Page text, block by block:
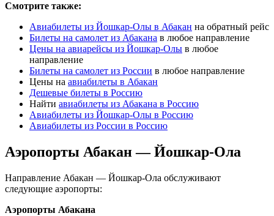
Смотрите также:
Авиабилеты из Йошкар-Олы в Абакан на обратный рейс
Билеты на самолет из Абакана в любое направление
Цены на авиарейсы из Йошкар-Олы в любое
направление
Билеты на самолет из России в любое направление
Цены на авиабилеты в Абакан
Дешевые билеты в Россию
Найти авиабилеты из Абакана в Россию
Авиабилеты из Йошкар-Олы в Россию
Авиабилеты из России в Россию
Аэропорты Абакан — Йошкар-Ола
Направление Абакан — Йошкар-Ола обслуживают
следующие аэропорты:
Аэропорты Абакана